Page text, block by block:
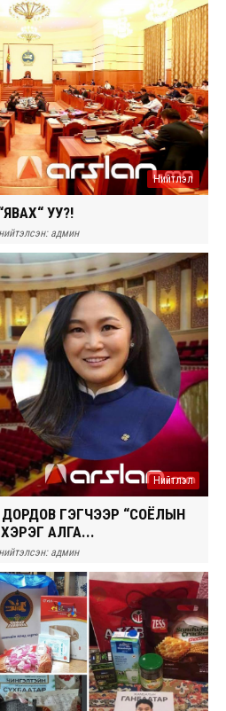
Нийтлэл
УУ?!
нийтэлсэн: админ
Нийтлэл
ГЭГЧЭЭР “СОЁЛЫН
АЛГА...
нийтэлсэн: админ